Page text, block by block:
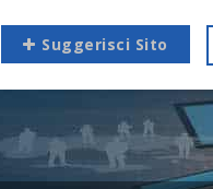
Suggerisci Sito